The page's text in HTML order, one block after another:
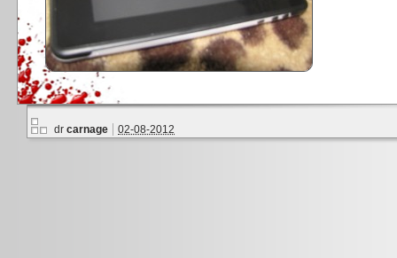
dr carnage 02-08-2012